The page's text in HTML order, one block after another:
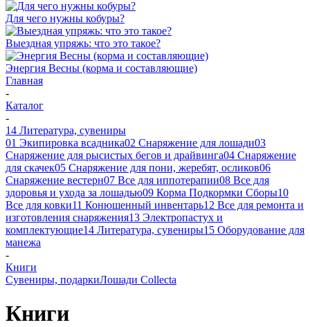
Для чего нужны кобуры?
Выездная упряжь: что это такое?
Энергия Весны (корма и составляющие)
Главная
-
Каталог
-
14 Литература, сувениры
01 Экипировка всадника02 Снаряжение для лошади03
Снаряжение для рысистых бегов и драйвинга04 Снаряжение
для скачек05 Снаряжение для пони, жеребят, осликов06
Снаряжение вестерн07 Все для иппотерапии08 Все для
здоровья и ухода за лошадью09 Корма Подкормки Сборы10
Все для ковки11 Конюшенный инвентарь12 Все для ремонта и
изготовления снаряжения13 Электропастух и
комплектующие14 Литература, сувениры15 Оборудование для
манежа
-
Книги
Сувениры, подаркиЛошади Collecta
Книги